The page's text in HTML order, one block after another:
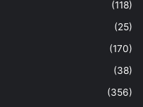
(118)
(25)
(170)
(38)
(356)